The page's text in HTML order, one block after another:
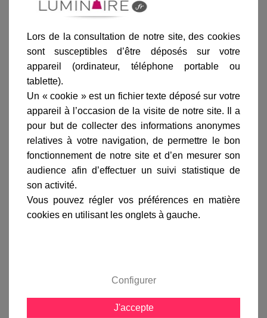
Référence : AS-4110
accessoires de ce produit
livraison
gamme complète
Lors de la consultation de notre site, des cookies
sont susceptibles d’être déposés sur votre
appareil (ordinateur, téléphone portable ou
tablette).
Un « cookie » est un fichier texte déposé sur votre
appareil à l’occasion de la visite de notre site. Il a
pour but de collecter des informations anonymes
relatives à votre navigation, de permettre le bon
fonctionnement de notre site et d’en mesurer son
audience afin d’effectuer un suivi statistique de
son activité.
Vous pouvez régler vos préférences en matière
cookies en utilisant les onglets à gauche.
Configurer
J'accepte